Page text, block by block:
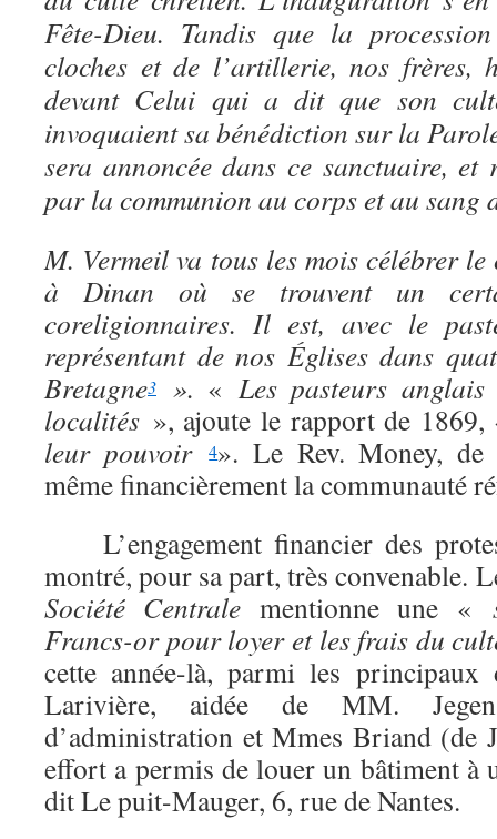
Fête-Dieu. Tandis que la
cloches et de l’artillerie, nos frères,
devant Celui qui a dit que son
invoquaient sa bénédiction sur la
sera annoncée dans ce sanctuaire, et
par la communion au corps et au sang
M. Vermeil va tous les mois célébrer
à Dinan où se trouvent un
coreligionnaires. Il est, avec le
représentant de nos Églises dans
Bretagne3 ». « Les pasteurs
localités », ajoute le rapport de
leur pouvoir
4». Le Rev. Money, de
même financièrement la communauté
L’engagement financier des
montré, pour sa part, très convenable.
Société Centrale mentionne une «
Francs-or pour loyer et les frais du
cette année-là, parmi les principaux
Larivière, aidée de MM.
d’administration et Mmes Briand (de
effort a permis de louer un bâtiment à
dit Le puit-Mauger, 6, rue de Nantes.